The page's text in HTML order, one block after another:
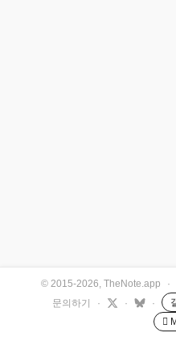
© 2015-2026, TheNote.app ·
문의하기
· · ·
